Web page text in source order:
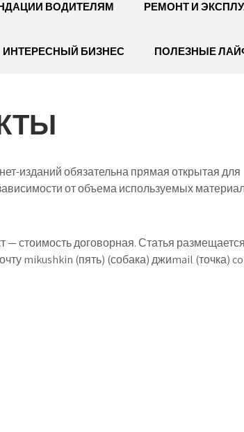
ВОДИТЕЛЯМ РЕМОНТ И
ИНТЕРЕСНЫЙ БИЗНЕС ПОЛЕЗНЫЕ
изданий обязательна прямая открытая для
от объема используемых
— стоимость договорная. Статья размещается
mikushkin (пять) (собака) джиmail (точка)